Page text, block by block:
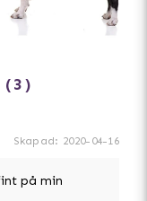
3
Skapad: 2020-04-16
på min